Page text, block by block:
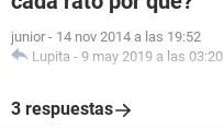
junior - 14 nov 2014 a las 19:52
Lupita - 9 may 2019 a las 03:20
3 respuestas